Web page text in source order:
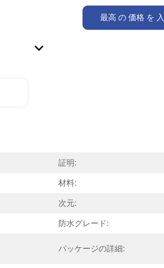
最高 の 価格 を
証明:
材料:
次元:
防水グレード:
パッケージの詳細: